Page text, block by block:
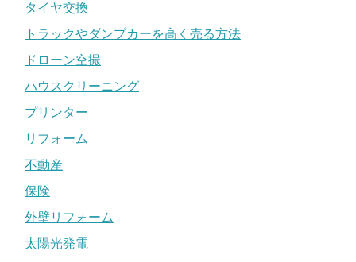
タイヤ交換
トラックやダンプカーを高く売る方法
ドローン空撮
ハウスクリーニング
プリンター
リフォーム
不動産
保険
外壁リフォーム
太陽光発電